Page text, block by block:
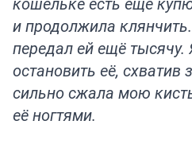
и продолжила
передал ей ещё тысячу.
остановить её, схватив
сильно сжала мою
её ногтями.